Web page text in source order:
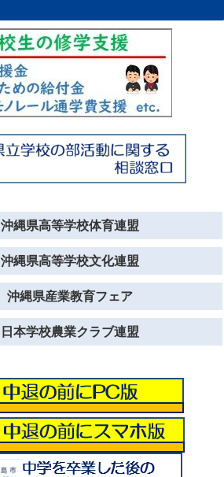
沖縄県高等学校体育連盟
沖縄県高等学校文化連盟
沖縄県産業教育フェア
日本学校農業クラブ連盟